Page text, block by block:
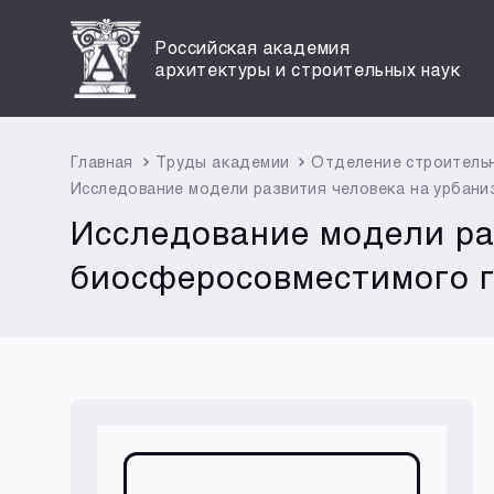
Российская академия
архитектуры и строительных наук
Главная Труды академии
Отделение
Исследование модели развития человека на
Исследование модели
биосферосовместимого